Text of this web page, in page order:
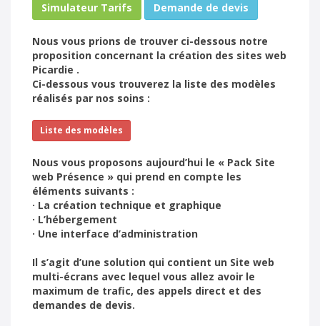
Simulateur Tarifs Demande de devis
Nous vous prions de trouver ci-dessous notre
proposition concernant la création des sites web
Picardie .
Ci-dessous vous trouverez la liste des modèles
réalisés par nos soins :
Liste des modèles
Nous vous proposons aujourd’hui le « Pack Site
web Présence » qui prend en compte les
éléments suivants :
· La création technique et graphique
· L’hébergement
· Une interface d’administration
Il s’agit d’une solution qui contient un Site web
multi-écrans avec lequel vous allez avoir le
maximum de trafic, des appels direct et des
demandes de devis.